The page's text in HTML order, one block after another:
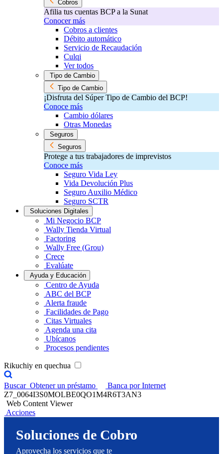
Cobros
Afilia tus cuentas BCP a la Sunat
Conocer más
Cobros a clientes
Débito automático
Servicio de Recaudación
Culqi
Ver todos
Tipo de Cambio
Tipo de Cambio
¡Disfruta del Súper Tipo de Cambio del BCP!​
Conoce más
Cambio dólares
Otras Monedas
Seguros
Seguros
Protege a tus trabajadores de imprevistos
Conoce más
Seguro Vida Ley
Vida Devolución Plus
Seguro Auxilio Médico
Seguro SCTR
Soluciones Digitales
Mi Negocio BCP
Wally Tienda Virtual
Factoring
Wally Free (Grou)
Crece
Evalúate
Ayuda y Educación
Centro de Ayuda
ABC del BCP
Alerta fraude
Facilidades de Pago
Citas Virtuales
Agenda una cita
Ubícanos
Procesos pendientes
Rikuchiy en quechua
Buscar Obtener un préstamo
Banca por Internet
Z7_0064I3S0MOLBE0QO1M4R6T3AN3
Web Content Viewer
Acciones
Soluciones de Cobro
Aprovecha los servicios que te